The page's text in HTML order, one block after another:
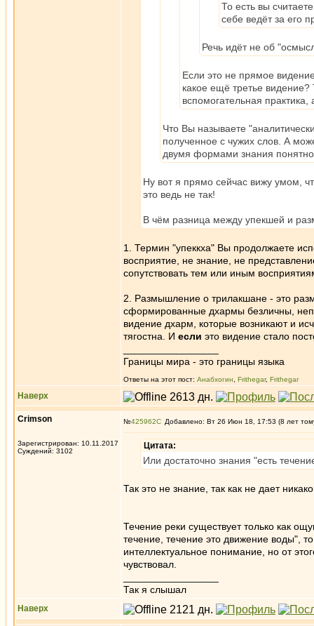
То есть вы
себе ведёт за его
Речь идёт не об
Если это не прямое
какое ещё третье
вспомогательная
Что Вы называете
полученное с чужих слов. А
двумя формами знания
Ну вот я прямо сейчас вижу умом,
это ведь не так!
В чём разница между упекшей и
1. Термин "упеккха" Вы продолжаете
восприятие, не знание, не
сопутствовать тем или иным
2. Размышление о трилакшане - это
сформированные дхармы безличны,
видение дхарм, которые возникают и
тягостна. И если это видение стало
Границы мира - это границы языка
Ответы на этот пост: Анабхогин Frithegar, Frithegar
Наверх
Crimson
Зарегистрирован: 10.11.2017
Суждений: 3102
№425962 Добавлено: Вт 26 Июн 18, 17:53 (8 лет
Цитата:
Или достаточно знания "есть
Так это не знание, так как не дает
Течение реки существует только как
течение, течение это движение воды",
интеллектуальное понимание, но от
чувствовал.
Так я слышал
Наверх